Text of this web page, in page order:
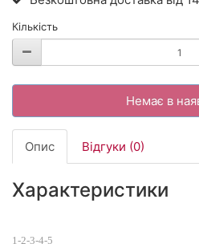
Кількість
Немає в
Опис Відгуки (0)
Характеристики
1-2-3-4-5